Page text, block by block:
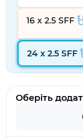
16 x 2.5 SFF
24 x 2.5 SFF
Оберіть